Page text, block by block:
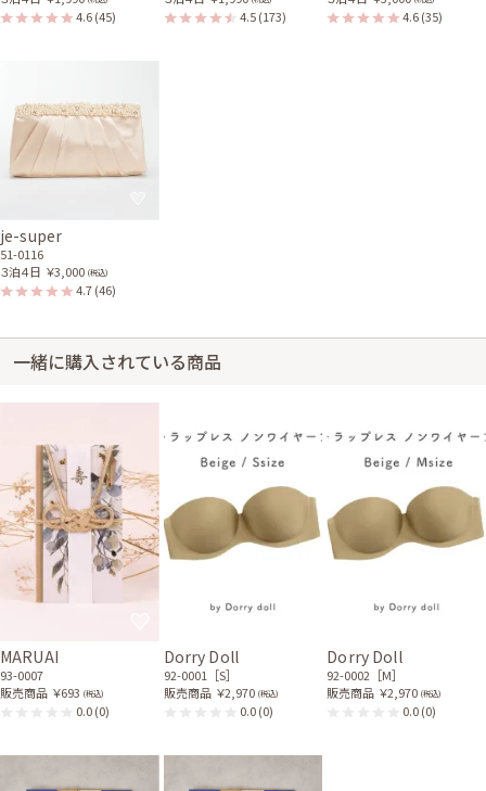
4.6(45) 4.5(173) 4.6(35)
je-super
51-0116
３泊４日 ￥3,000 (税込)
4.7(46)
一緒に購入されている商品
MARUAI
93-0007
販売商品 ￥693 (税込)
0.0(0)
Dorry Doll
92-0001［S］
販売商品 ￥2,970 (税込)
0.0(0)
Dorry Doll
92-0002［M］
販売商品 ￥2,970 (税込)
0.0(0)